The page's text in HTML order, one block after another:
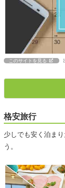
このサイトを見る
格安旅行
少しでも安く泊ま
う。